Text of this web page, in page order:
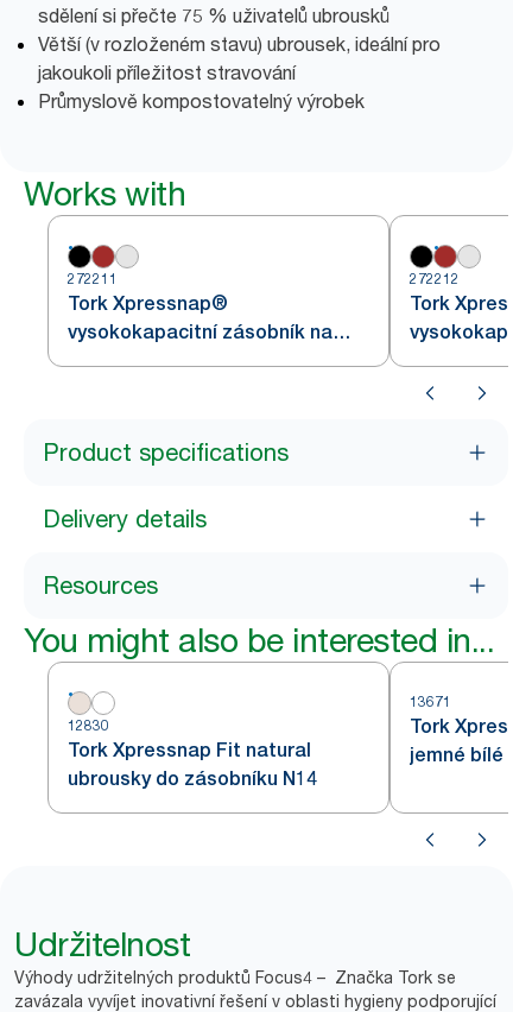
sdělení si přečte 75 % uživatelů ubrousků
Větší (v rozloženém stavu) ubrousek, ideální pro
jakoukoli příležitost stravování
Průmyslově kompostovatelný výrobek
Works with
272211
Tork Xpressnap®
vysokokapacitní zásobník na
ubrousky černý N4
272212
Tork
ubrousky
Product specifications
Delivery details
Resources
You might also be interested in...
12830
Tork Xpressnap Fit natural
ubrousky do zásobníku N14
13671
Tork
jemné bílé
Udržitelnost
Výhody udržitelných produktů Focus4 – Značka Tork se
zavázala vyvíjet inovativní řešení v oblasti hygieny podporující